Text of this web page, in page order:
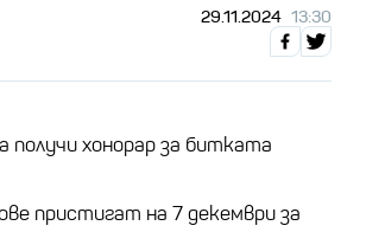
29.11.2024 13:30
хонорар за битката
пристигат на 7 декември за